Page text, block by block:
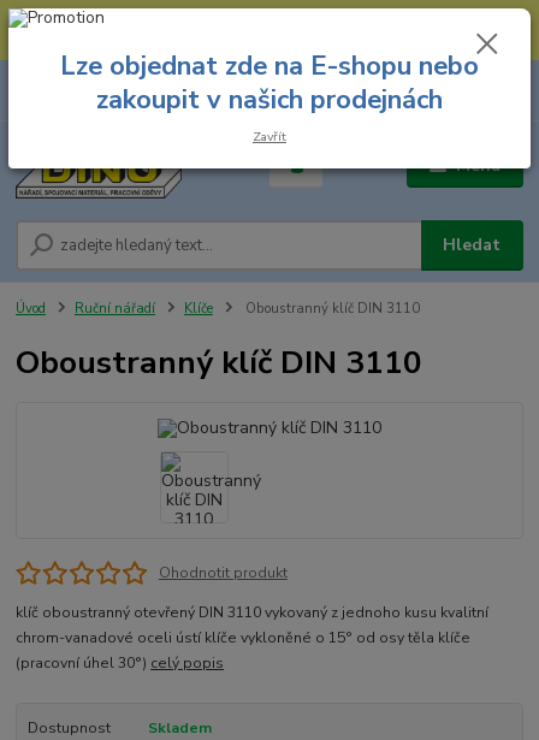
--- Spojovací materiál: 774 431 045 --- Prodejna nářadí: 731 449 423 --
Menu
Hledat
8.00 hod. - 16.00 hod.
za
Úvod Ruční nářadí Klíče Oboustranný klíč DIN 3110
Oboustranný klíč DIN 3110
Ohodnotit produkt
klíč oboustranný otevřený DIN 3110 vykovaný z jednoho kusu kvalitní
chrom-vanadové oceli ústí klíče vykloněné o 15° od osy těla klíče
(pracovní úhel 30°) celý popis
Dostupnost
Skladem
Lze objednat zde na E-shopu nebo
zakoupit v našich prodejnách
Zavřít